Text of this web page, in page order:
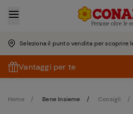
Seleziona il punto vendita per scoprire
Vantaggi per te
Home Bene Insieme Consigli